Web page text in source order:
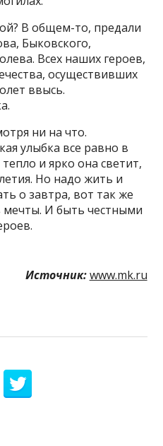
В общем-то, предали
Быковского,
Всех наших героев,
осуществивших
ввысь.
ни на что.
улыбка все равно в
и ярко она светит,
Но надо жить и
о завтра, вот так же
мечты. И быть честными
Источник: www.mk.ru